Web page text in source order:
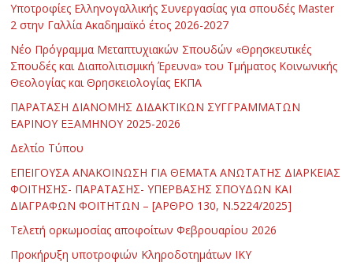
Υποτροφίες Ελληνογαλλικής Συνεργασίας για σπουδές Master
2 στην Γαλλία Ακαδημαϊκό έτος 2026-2027
Νέο Πρόγραμμα Μεταπτυχιακών Σπουδών «Θρησκευτικές
Σπουδές και Διαπολιτισμική Έρευνα» του Τμήματος Κοινωνικής
Θεολογίας και Θρησκειολογίας ΕΚΠΑ
ΠΑΡΑΤΑΣΗ ΔΙΑΝΟΜΗΣ ΔΙΔΑΚΤΙΚΩΝ ΣΥΓΓΡΑΜΜΑΤΩΝ
ΕΑΡΙΝΟΥ ΕΞΑΜΗΝΟΥ 2025-2026
Δελτίο Τύπου
ΕΠΕΙΓΟΥΣΑ ΑΝΑΚΟΙΝΩΣΗ ΓΙΑ ΘΕΜΑΤΑ ΑΝΩΤΑΤΗΣ ΔΙΑΡΚΕΙΑΣ
ΦΟΙΤΗΣΗΣ- ΠΑΡΑΤΑΣΗΣ- ΥΠΕΡΒΑΣΗΣ ΣΠΟΥΔΩΝ ΚΑΙ
ΔΙΑΓΡΑΦΩΝ ΦΟΙΤΗΤΩΝ – [ΑΡΘΡΟ 130, Ν.5224/2025]
Τελετή ορκωμοσίας αποφοίτων Φεβρουαρίου 2026
Προκήρυξη υποτροφιών Κληροδοτημάτων ΙΚΥ